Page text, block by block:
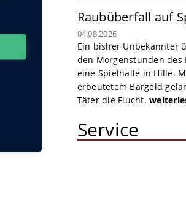
Raubüberfall auf
04.08.2026
Ein bisher Unbekannter
den Morgenstunden des
eine Spielhalle in Hille.
erbeutetem Bargeld
Täter die Flucht.
Service